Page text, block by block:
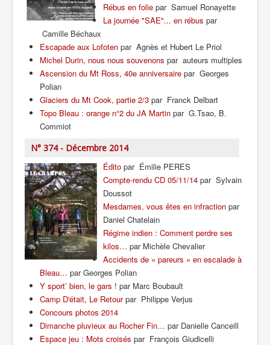
Rébus en folie par Samuel Ronayette
La journée "SAE"... en rébus par
Camille Béchaux
Escapade aux Lofoten par Agnès et Hubert Le Priol
Michel Durin, nous nous souvenons par auteurs multiples
Ascension du Mt Ross, 40e anniversaire par Georges
Polian
Glaciers du Mt Cook, partie 2/3 par Franck Delbart
Topo Bleau : orange n°2 du JA Martin par G.Tsao, B.
Commiot
N° 374 - Décembre 2014
Édito par Émilie PERES
Compte-rendu CD 05/11/14 par Sylvain
Doussot
Mesdames, vous êtes en infraction par
Daniel Chatelain
Régime indien : Comment perdre ses
kilos… par Michèle Chevalier
Accidents de « pareurs » en escalade à
Bleau… par Georges Polian
Y sport’ bien, le gars ! par Marc Boubault
Camp D'était, Le Retourpar Philippe Verjus
Concours photos 2014
Dimanche pluvieux au Rocher Fin… par Danielle Canceill
Espace jeu : Mots croisés par François Giudicelli